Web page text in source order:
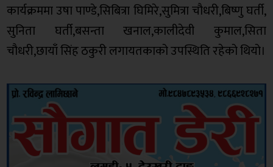
कार्यक्रममा उषा पाण्डे,सिबित्रा घिमिरे,सुमित्रा चौधरी,बिष्णु घर्ती,
सुनिता घर्ती,बसन्ता खनाल,कालीदेवी कुमाल,सिता
चौधरी,छायाँ सिंह ठकुरी लगायतकाको उपस्थिति रहेको थियो।